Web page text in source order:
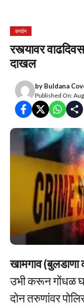
क्राईम
रस्त्यावर
दाखल
by Buldana
Published On:
खामगाव
उभी करून गोंधळ
दोन तरुणांवर